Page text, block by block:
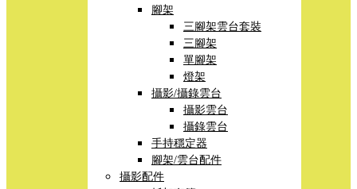
腳架
三腳架雲台套裝
三腳架
單腳架
燈架
攝影/攝錄雲台
攝影雲台
攝錄雲台
手持穩定器
腳架/雲台配件
攝影配件